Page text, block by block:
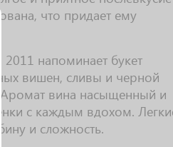
что придает ему
2011 напоминает букет
вишен, сливы и черной
Аромат вина насыщенный и
с каждым вдохом.
и сложность.